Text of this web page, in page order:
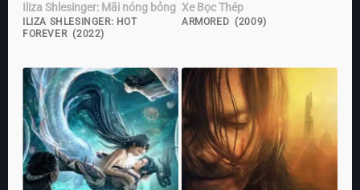
Iliza Shlesinger: Mãi nóng bỏng
ILIZA SHLESINGER: HOT
FOREVER (2022)
Xe Bọc Thép
ARMORED (2009)